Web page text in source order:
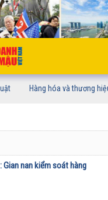
Hàng hóa và thương
Gian nan kiểm soát hàng